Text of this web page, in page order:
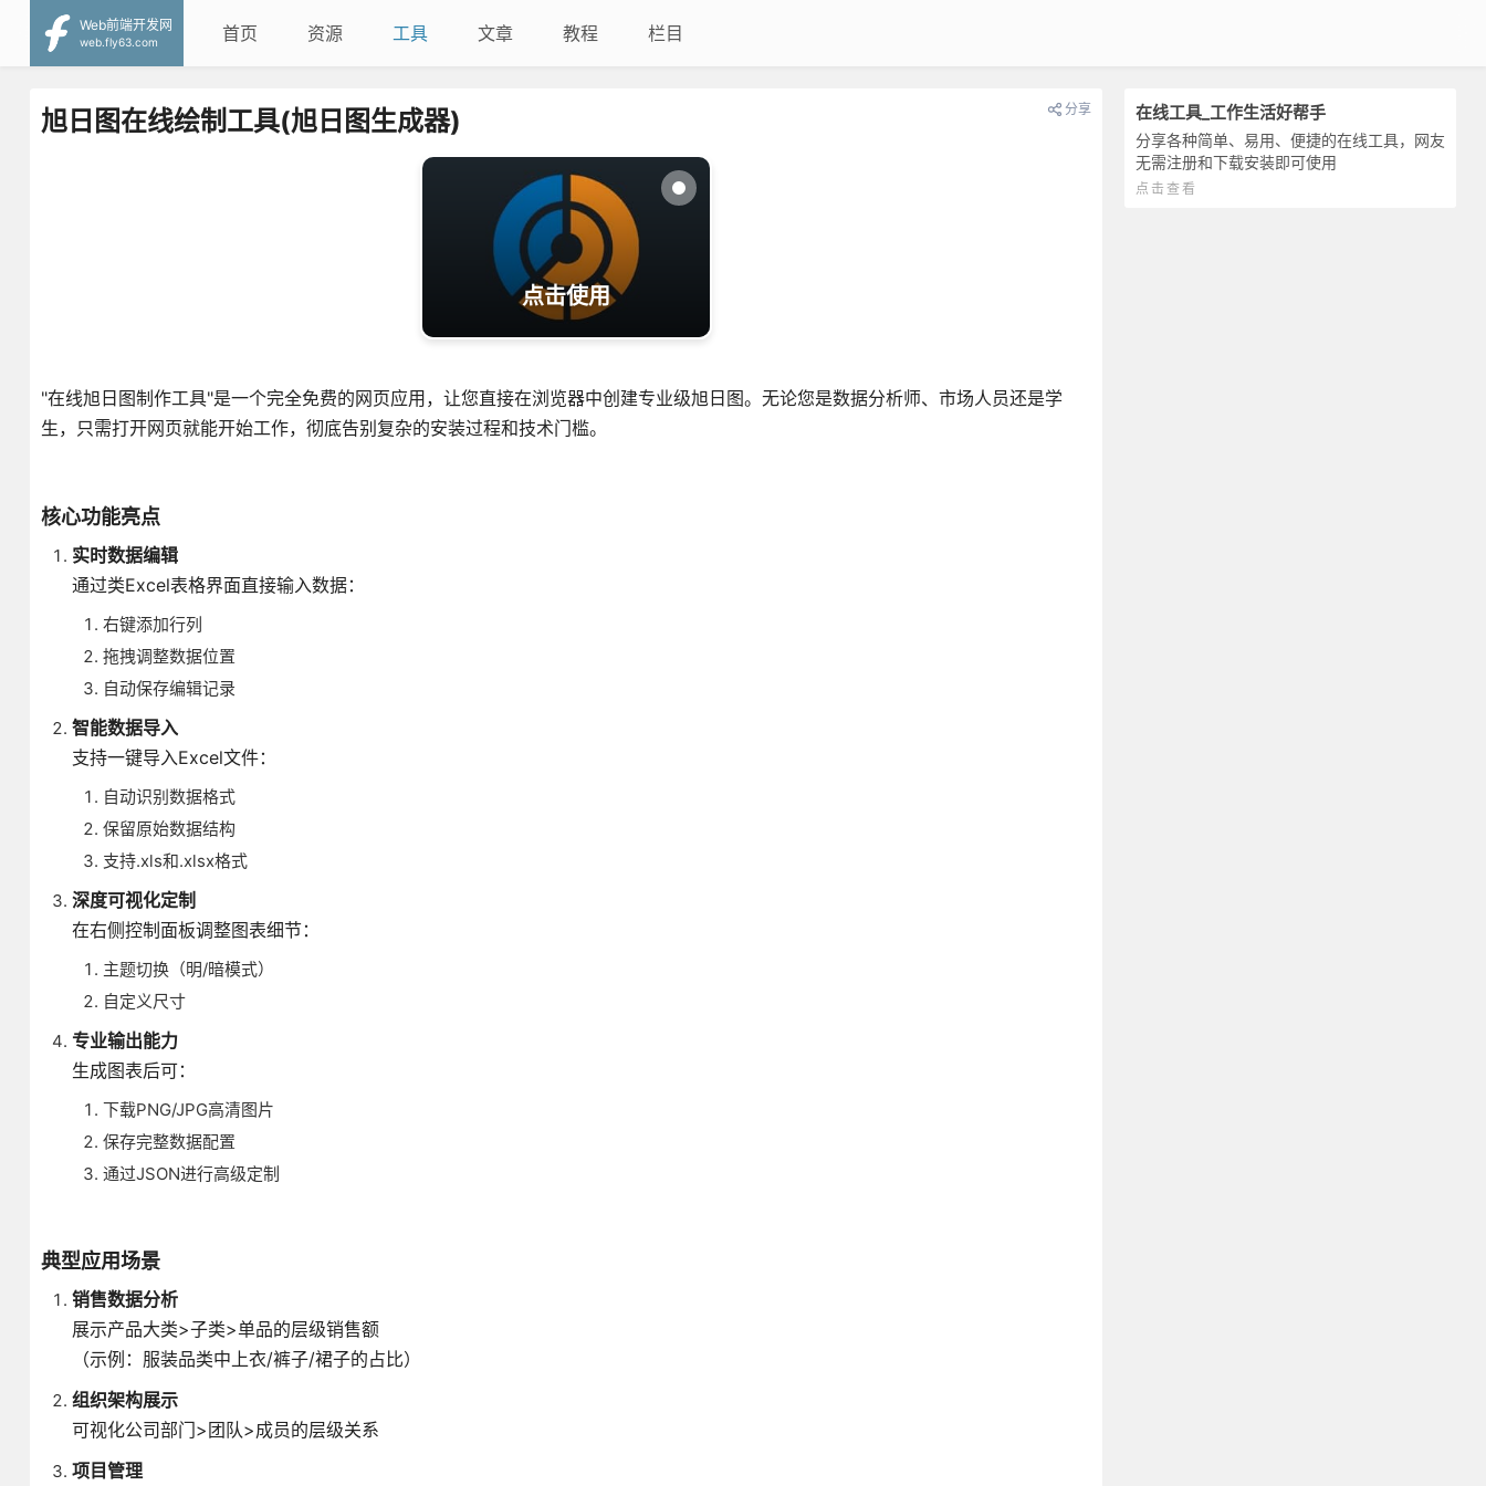
Web前端开发网
web.fly63.com
首页 资源 工具 文章 教程 栏目
在线工具_工作生活好帮手
分享各种简单、易用、便捷的在线工具，网友
无需注册和下载安装即可使用
点击查看
旭日图在线绘制工具(旭日图生成器) 分享
点击使用
"在线旭日图制作工具"是一个完全免费的网页应用，让您直接在浏览器中创建专业级旭日图。无论您是数据分析师、市场人员还是学
生，只需打开网页就能开始工作，彻底告别复杂的安装过程和技术门槛。
核心功能亮点
实时数据编辑
通过类Excel表格界面直接输入数据：
右键添加行列
拖拽调整数据位置
自动保存编辑记录
智能数据导入
支持一键导入Excel文件：
自动识别数据格式
保留原始数据结构
支持.xls和.xlsx格式
深度可视化定制
在右侧控制面板调整图表细节：
主题切换（明/暗模式）
自定义尺寸
专业输出能力
生成图表后可：
下载PNG/JPG高清图片
保存完整数据配置
通过JSON进行高级定制
典型应用场景
销售数据分析
展示产品大类>子类>单品的层级销售额
（示例：服装品类中上衣/裤子/裙子的占比）
组织架构展示
可视化公司部门>团队>成员的层级关系
项目管理